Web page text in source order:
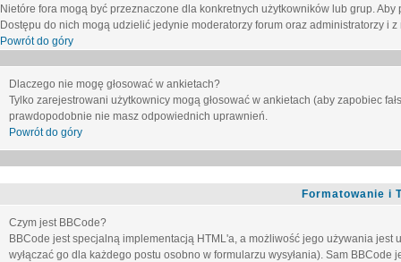
Nietóre fora mogą być przeznaczone dla konkretnych użytkowników lub grup.
Dostępu do nich mogą udzielić jedynie moderatorzy forum oraz administratorzy i
Powrót do góry
Dlaczego nie mogę głosować w ankietach?
Tylko zarejestrowani użytkownicy mogą głosować w ankietach (aby zapobiec
prawdopodobnie nie masz odpowiednich uprawnień.
Powrót do góry
Formatowanie i
Czym jest BBCode?
BBCode jest specjalną implementacją HTML'a, a możliwość jego używania
wyłączać go dla każdego postu osobno w formularzu wysyłania). Sam